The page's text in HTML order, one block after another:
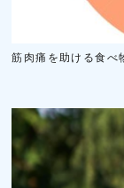
筋肉痛を助ける食べ